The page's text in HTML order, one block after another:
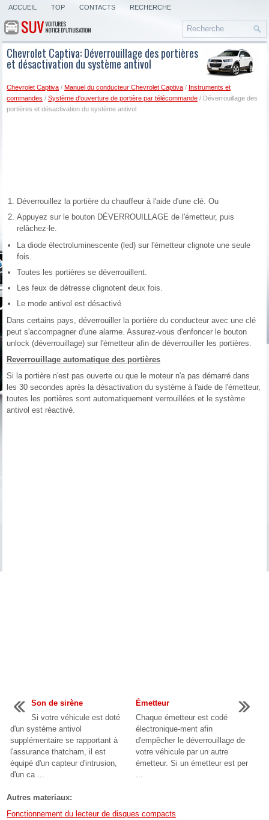
ACCUEIL TOP CONTACTS RECHERCHE
Chevrolet Captiva: Déverrouillage des portières
et désactivation du système antivol
Chevrolet Captiva /Manuel du conducteur Chevrolet Captiva / Instruments et
commandes /Système d'ouverture de portière par télécommande / Déverrouillage des
portières et désactivation du système antivol
Déverrouillez la portière du chauffeur à l'aide d'une clé. Ou
Appuyez sur le bouton DÉVERROUILLAGE de l'émetteur, puis
relâchez-le.
La diode électroluminescente (led) sur l'émetteur clignote une seule
fois.
Toutes les portières se déverrouillent.
Les feux de détresse clignotent deux fois.
Le mode antivol est désactivé
Dans certains pays, déverrouiller la portière du conducteur avec une clé
peut s'accompagner d'une alarme. Assurez-vous d'enfoncer le bouton
unlock (déverrouillage) sur l'émetteur afin de déverrouiller les portières.
Reverrouillage automatique des portières
Si la portière n'est pas ouverte ou que le moteur n'a pas démarré dans
les 30 secondes après la désactivation du système à l'aide de l'émetteur,
toutes les portières sont automatiquement verrouillées et le système
antivol est réactivé.
Son de sirène
Si votre véhicule est doté
d'un système antivol
supplémentaire se rapportant à
l'assurance thatcham, il est
équipé d'un capteur d'intrusion,
d'un ca ...
Émetteur
Chaque émetteur est codé
électronique-ment afin
d'empêcher le déverrouillage de
votre véhicule par un autre
émetteur. Si un émetteur est per
Autres materiaux:
Fonctionnement du lecteur de disques compacts